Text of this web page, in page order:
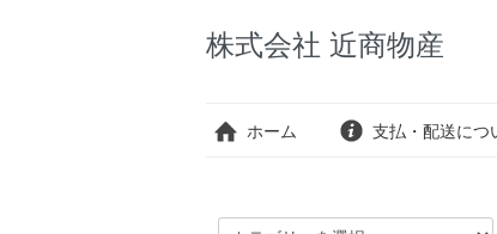
株式会社 近商物産
ホーム 支払・配送につ